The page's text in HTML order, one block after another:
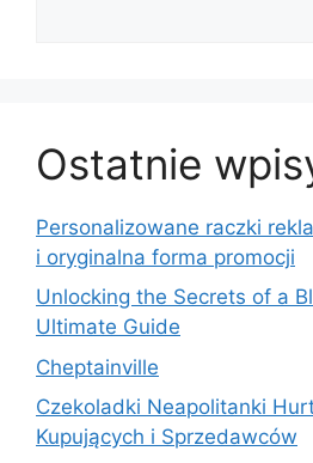
Ostatnie
Personalizowane raczki
i oryginalna forma promocji
Unlocking the Secrets of a
Ultimate Guide
Cheptainville
Czekoladki Neapolitanki
Kupujących i Sprzedawców